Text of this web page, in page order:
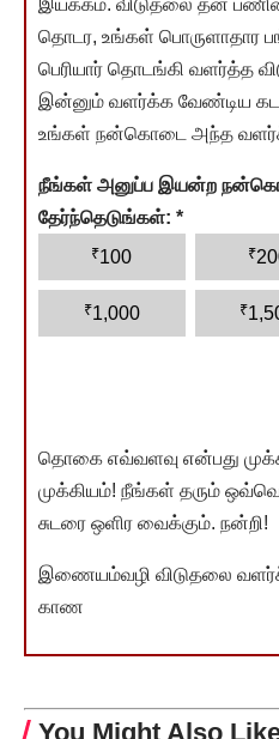
இயக்கம். விடுதலை தன்
தொடர, உங்கள் பொருளாதார
பெரியார் தொடங்கி வளர்த்த
இன்னும் வளர்க்க வேண்டிய
உங்கள் நன்கொடை அந்த
நீங்கள் அனுப்ப இயன்ற
தேர்ந்தெடுங்கள்: *
₹100 ₹
₹1,000 ₹
தொகை எவ்வளவு என்பது
முக்கியம்! நீங்கள் தரும்
சுடரை ஒளிர வைக்கும். நன்றி!
இணையம்வழி விடுதலை
காண
You Might Also